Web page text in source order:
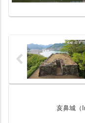
亥鼻城（